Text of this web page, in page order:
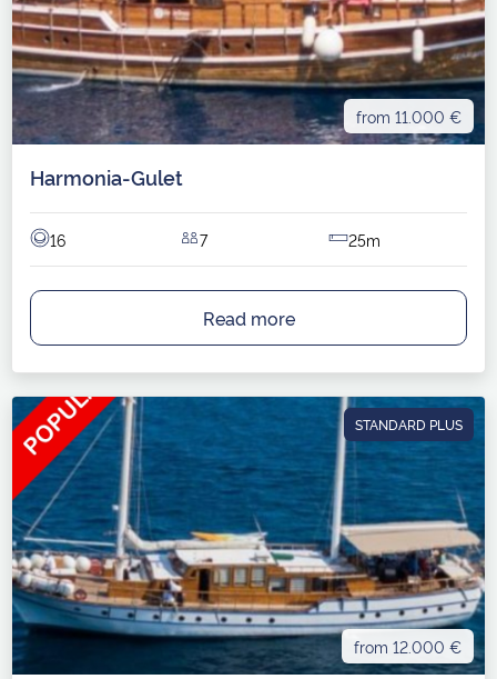
from 11.000 €
Harmonia-Gulet
16 7 25m
Read more
STANDARD PLUS
from 12.000 €